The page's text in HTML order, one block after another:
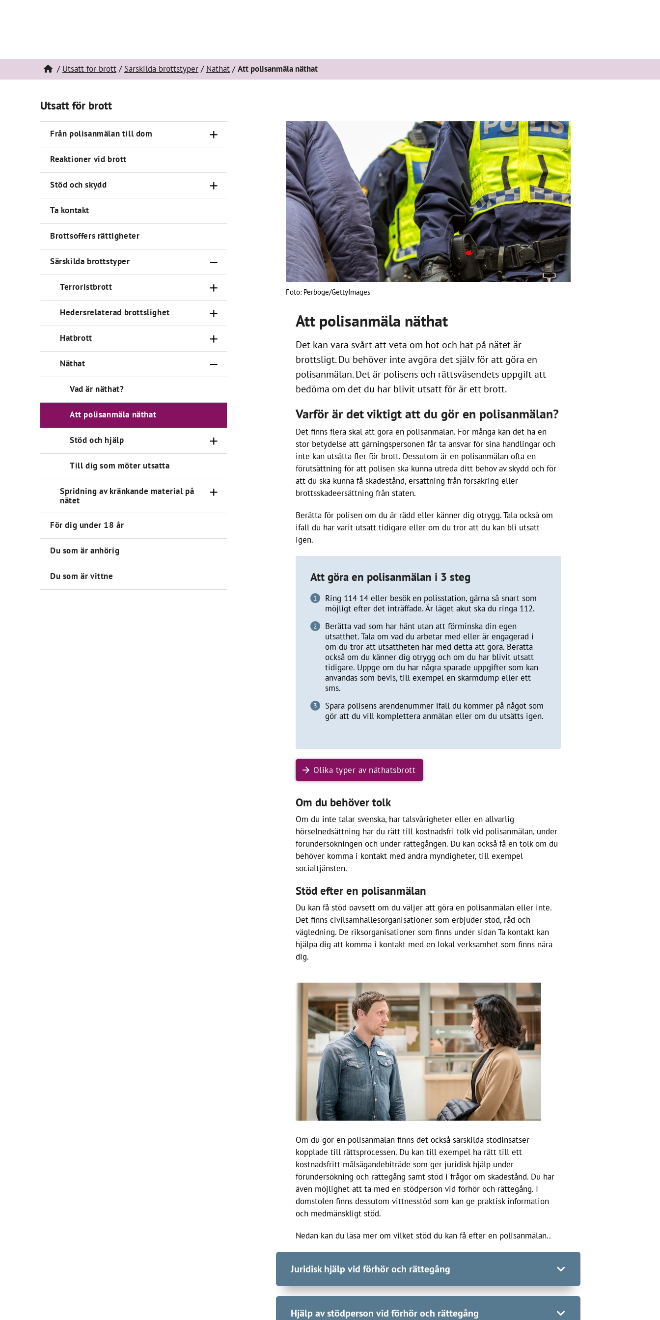
Utsatt för brott Särskilda brottstyper Näthat Att polisanmäla näthat
Utsatt för brott
Från polisanmälan till dom
Reaktioner vid brott
Stöd och skydd
Ta kontakt
Brottsoffers rättigheter
Särskilda brottstyper
Terroristbrott
Hedersrelaterad brottslighet
Hatbrott
Näthat
Vad är näthat?
Att polisanmäla näthat
Stöd och hjälp
Till dig som möter utsatta
Spridning av kränkande material på
nätet
För dig under 18 år
Du som är anhörig
Du som är vittne
Foto: Perboge/GettyImages
Att polisanmäla näthat
Det kan vara svårt att veta om hot och hat på nätet är
brottsligt. Du behöver inte avgöra det själv för att göra en
polisanmälan. Det är polisens och rättsväsendets uppgift att
bedöma om det du har blivit utsatt för är ett brott.
Varför är det viktigt att du gör en polisanmälan?
Det finns flera skäl att göra en polisanmälan. För många kan det ha en
stor betydelse att gärningspersonen får ta ansvar för sina handlingar och
inte kan utsätta fler för brott. Dessutom är en polisanmälan ofta en
förutsättning för att polisen ska kunna utreda ditt behov av skydd och för
att du ska kunna få skadestånd, ersättning från försäkring eller
brottsskadeersättning från staten.
Berätta för polisen om du är rädd eller känner dig otrygg. Tala också om
ifall du har varit utsatt tidigare eller om du tror att du kan bli utsatt
igen.
Att göra en polisanmälan i 3 steg
Ring 114 14 eller besök en polisstation, gärna så snart som
möjligt efter det inträffade. Är läget akut ska du ringa 112.
Berätta vad som har hänt utan att förminska din egen
utsatthet. Tala om vad du arbetar med eller är engagerad i
om du tror att utsattheten har med detta att göra. Berätta
också om du känner dig otrygg och om du har blivit utsatt
tidigare. Uppge om du har några sparade uppgifter som kan
användas som bevis, till exempel en skärmdump eller ett
sms.
Spara polisens ärendenummer ifall du kommer på något som
gör att du vill komplettera anmälan eller om du utsätts igen.
Olika typer av näthatsbrott
Om du behöver tolk
Om du inte talar svenska, har talsvårigheter eller en allvarlig
hörselnedsättning har du rätt till kostnadsfri tolk vid polisanmälan, under
förundersökningen och under rättegången. Du kan också få en tolk om du
behöver komma i kontakt med andra myndigheter, till exempel
socialtjänsten.
Stöd efter en polisanmälan
Du kan få stöd oavsett om du väljer att göra en polisanmälan eller inte.
Det finns civilsamhällesorganisationer som erbjuder stöd, råd och
vägledning. De riksorganisationer som finns under sidan Ta kontakt kan
hjälpa dig att komma i kontakt med en lokal verksamhet som finns nära
dig.
Om du gör en polisanmälan finns det också särskilda stödinsatser
kopplade till rättsprocessen. Du kan till exempel ha rätt till ett
kostnadsfritt målsägandebiträde som ger juridisk hjälp under
förundersökning och rättegång samt stöd i frågor om skadestånd. Du har
även möjlighet att ta med en stödperson vid förhör och rättegång. I
domstolen finns dessutom vittnesstöd som kan ge praktisk information
och medmänskligt stöd.
Nedan kan du läsa mer om vilket stöd du kan få efter en polisanmälan..
Juridisk hjälp vid förhör och rättegång
Vid vissa typer av brott har du som utsatts rätt till ett juridiskt biträde,
Hjälp av stödperson vid förhör och rättegång